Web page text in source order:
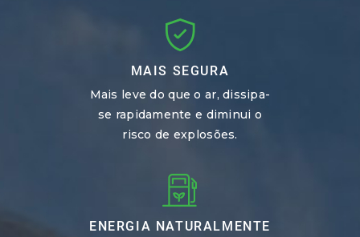
MAIS SEGURA
Mais leve do que o ar, dissipa-
se rapidamente e diminui o
risco de explosões.
ENERGIA NATURALMENTE